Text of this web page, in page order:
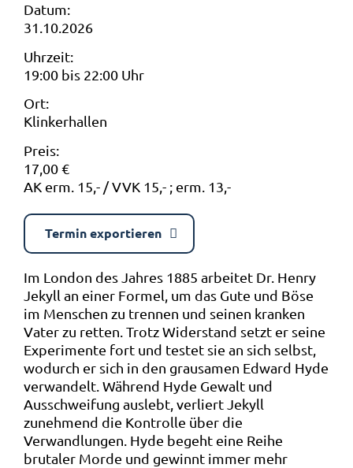
Datum:
31.10.2026
Uhrzeit:
19:00 bis 22:00 Uhr
Ort:
Klinkerhallen
Preis:
17,00 €
AK erm. 15,- / VVK 15,- ; erm. 13,-
Termin exportieren
Im London des Jahres 1885 arbeitet Dr. Henry
Jekyll an einer Formel, um das Gute und Böse
im Menschen zu trennen und seinen kranken
Vater zu retten. Trotz Widerstand setzt er seine
Experimente fort und testet sie an sich selbst,
wodurch er sich in den grausamen Edward Hyde
verwandelt. Während Hyde Gewalt und
Ausschweifung auslebt, verliert Jekyll
zunehmend die Kontrolle über die
Verwandlungen. Hyde begeht eine Reihe
brutaler Morde und gewinnt immer mehr